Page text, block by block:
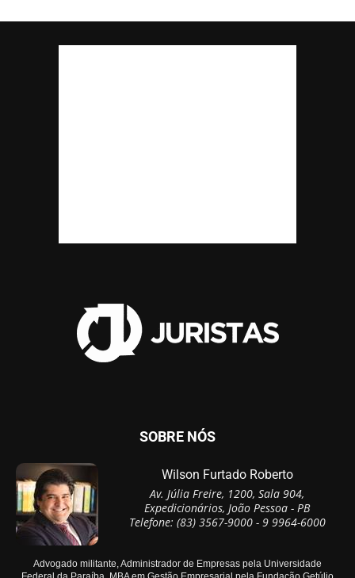
SOBRE NÓS
Wilson Furtado Roberto
Av. Júlia Freire, 1200, Sala 904,
Expedicionários, João Pessoa - PB
Telefone: (83) 3567-9000 - 9 9964-6000
Advogado militante, Administrador de Empresas pela Universidade